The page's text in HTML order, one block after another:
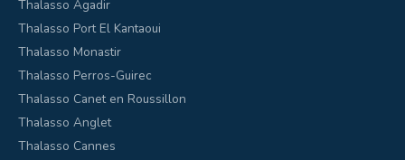
Thalasso Agadir
Thalasso Port El Kantaoui
Thalasso Monastir
Thalasso Perros-Guirec
Thalasso Canet en Roussillon
Thalasso Anglet
Thalasso Cannes